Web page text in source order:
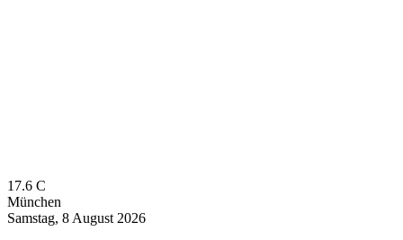
17.6 C
München
Samstag, 8 August 2026